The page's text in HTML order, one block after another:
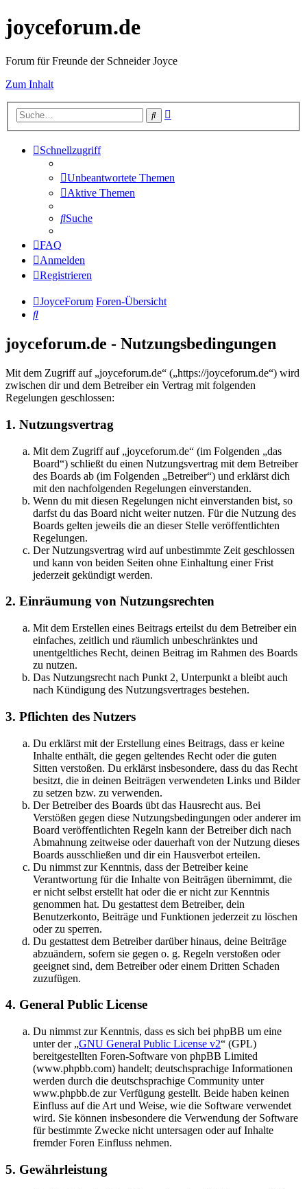
joyceforum.de
Forum für Freunde der Schneider Joyce
Zum Inhalt
Suche
Schnellzugriff
Unbeantwortete Themen
Aktive Themen
Suche
FAQ
Anmelden
Registrieren
JoyceForum Foren-Übersicht
Suche
joyceforum.de - Nutzungsbedingungen
Mit dem Zugriff auf „joyceforum.de“ („https://joyceforum.de“) wird
zwischen dir und dem Betreiber ein Vertrag mit folgenden
Regelungen geschlossen:
1. Nutzungsvertrag
Mit dem Zugriff auf „joyceforum.de“ (im Folgenden „das
Board“) schließt du einen Nutzungsvertrag mit dem Betreiber
des Boards ab (im Folgenden „Betreiber“) und erklärst dich
mit den nachfolgenden Regelungen einverstanden.
Wenn du mit diesen Regelungen nicht einverstanden bist, so
darfst du das Board nicht weiter nutzen. Für die Nutzung des
Boards gelten jeweils die an dieser Stelle veröffentlichten
Regelungen.
Der Nutzungsvertrag wird auf unbestimmte Zeit geschlossen
und kann von beiden Seiten ohne Einhaltung einer Frist
jederzeit gekündigt werden.
2. Einräumung von Nutzungsrechten
Mit dem Erstellen eines Beitrags erteilst du dem Betreiber ein
einfaches, zeitlich und räumlich unbeschränktes und
unentgeltliches Recht, deinen Beitrag im Rahmen des Boards
zu nutzen.
Das Nutzungsrecht nach Punkt 2, Unterpunkt a bleibt auch
nach Kündigung des Nutzungsvertrages bestehen.
3. Pflichten des Nutzers
Du erklärst mit der Erstellung eines Beitrags, dass er keine
Inhalte enthält, die gegen geltendes Recht oder die guten
Sitten verstoßen. Du erklärst insbesondere, dass du das Recht
besitzt, die in deinen Beiträgen verwendeten Links und Bilder
zu setzen bzw. zu verwenden.
Der Betreiber des Boards übt das Hausrecht aus. Bei
Verstößen gegen diese Nutzungsbedingungen oder anderer im
Board veröffentlichten Regeln kann der Betreiber dich nach
Abmahnung zeitweise oder dauerhaft von der Nutzung dieses
Boards ausschließen und dir ein Hausverbot erteilen.
Du nimmst zur Kenntnis, dass der Betreiber keine
Verantwortung für die Inhalte von Beiträgen übernimmt, die
er nicht selbst erstellt hat oder die er nicht zur Kenntnis
genommen hat. Du gestattest dem Betreiber, dein
Benutzerkonto, Beiträge und Funktionen jederzeit zu löschen
oder zu sperren.
Du gestattest dem Betreiber darüber hinaus, deine Beiträge
abzuändern, sofern sie gegen o. g. Regeln verstoßen oder
geeignet sind, dem Betreiber oder einem Dritten Schaden
zuzufügen.
4. General Public License
Du nimmst zur Kenntnis, dass es sich bei phpBB um eine
unter der „GNU General Public License v2“ (GPL)
bereitgestellten Foren-Software von phpBB Limited
(www.phpbb.com) handelt; deutschsprachige Informationen
werden durch die deutschsprachige Community unter
www.phpbb.de zur Verfügung gestellt. Beide haben keinen
Einfluss auf die Art und Weise, wie die Software verwendet
wird. Sie können insbesondere die Verwendung der Software
für bestimmte Zwecke nicht untersagen oder auf Inhalte
fremder Foren Einfluss nehmen.
5. Gewährleistung